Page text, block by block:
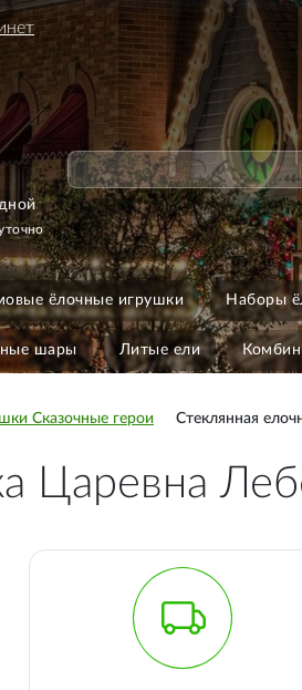
ёлочные игрушки Наборы
шары Литые ели
Сказочные герои Стеклянная
Царевна